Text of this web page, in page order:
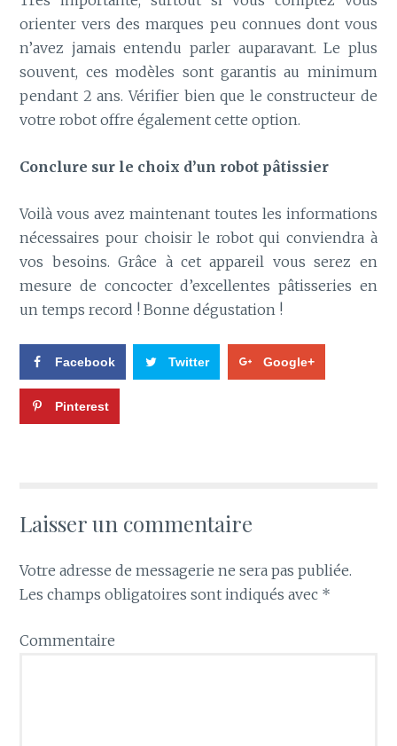
orienter vers des marques peu connues dont vous
n’avez jamais entendu parler auparavant. Le plus
souvent, ces modèles sont garantis au minimum
pendant 2 ans. Vérifier bien que le constructeur de
votre robot offre également cette option.
Conclure sur le choix d’un robot pâtissier
Voilà vous avez maintenant toutes les informations
nécessaires pour choisir le robot qui conviendra à
vos besoins. Grâce à cet appareil vous serez en
mesure de concocter d’excellentes pâtisseries en
un temps record ! Bonne dégustation !
Facebook Twitter Google+
Pinterest
Laisser un commentaire
Votre adresse de messagerie ne sera pas publiée.
Les champs obligatoires sont indiqués avec *
Commentaire